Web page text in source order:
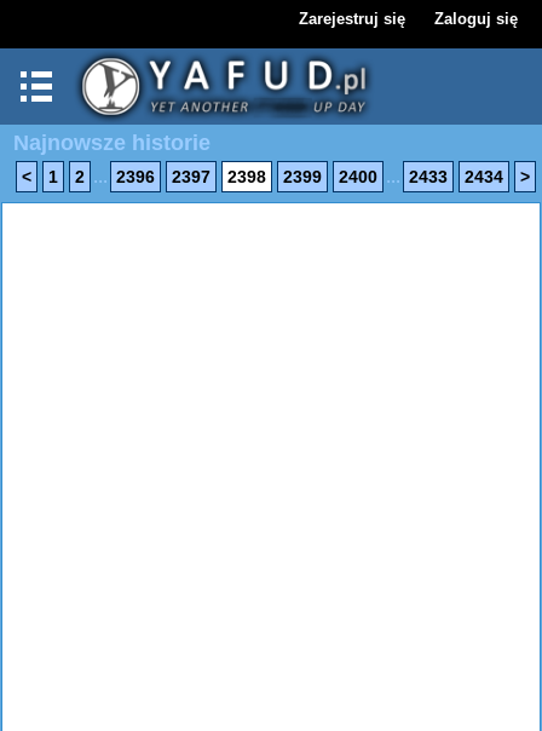
Zarejestruj się Zaloguj się
Najnowsze historie
< 1 2 ... 2396 2397 2398 2399 2400 ... 2433 2434 >